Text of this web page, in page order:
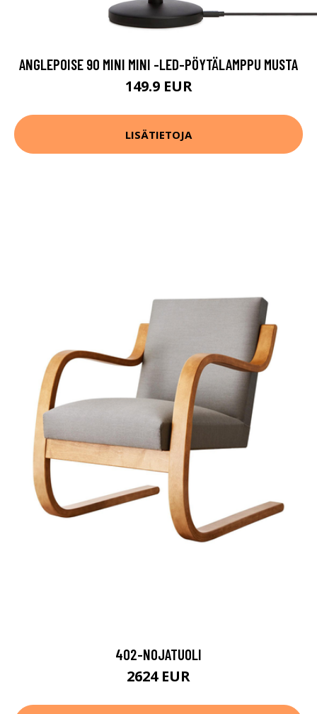
ANGLEPOISE 90 MINI MINI -LED-PÖYTÄLAMPPU MUSTA
149.9 EUR
LISÄTIETOJA
402-NOJATUOLI
2624 EUR